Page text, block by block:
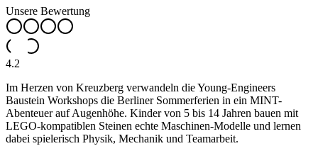
Unsere Bewertung
4.2
Im Herzen von Kreuzberg verwandeln die Young-Engineers
Baustein Workshops die Berliner Sommerferien in ein MINT-
Abenteuer auf Augenhöhe. Kinder von 5 bis 14 Jahren bauen mit
LEGO-kompatiblen Steinen echte Maschinen-Modelle und lernen
dabei spielerisch Physik, Mechanik und Teamarbeit.